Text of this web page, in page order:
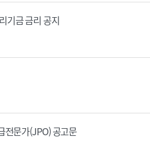
기금 금리 공지
전문가(JPO) 공고문